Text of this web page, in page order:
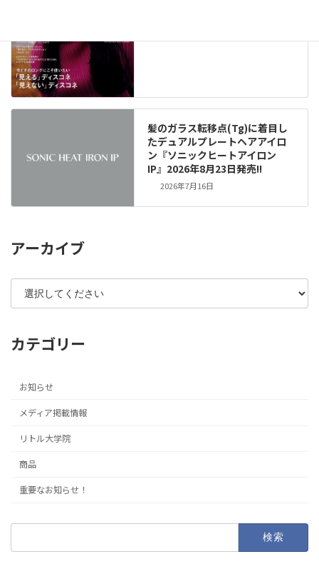
髪のガラス転移点(Tg)に着目し
たデュアルプレートヘアアイロ
ン『ソニックヒートアイロン
IP』2026年8月23日発売!!
2026年7月16日
アーカイブ
カテゴリー
お知らせ
メディア掲載情報
リトル大学院
商品
重要なお知らせ！
検